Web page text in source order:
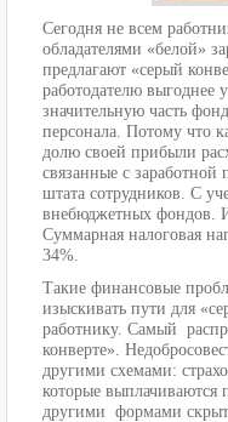
Сегодня не всем
обладателями «белой»
предлагают «серый
работодателю выгоднее
значительную часть
персонала. Потому что
долю своей прибыли
связанные с
штата сотрудников. С
внебюджетных фондов.
Суммарная налоговая
34%.
Такие финансовые
изыскивать пути для
работнику. Самый
конверте».
другими схемами:
которые выплачиваются
другими формами